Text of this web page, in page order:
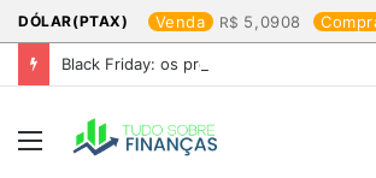
DÓLAR(PTAX) Venda 5,0908
Black Friday: os produtos que mais valem
Menu